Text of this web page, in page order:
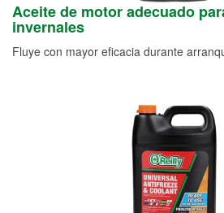
Aceite de motor adecuado
invernales
Fluye con mayor eficacia durante